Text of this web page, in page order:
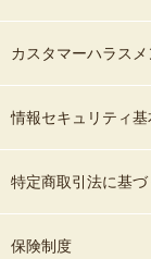
カスタマーハラス
情報セキュリティ
特定商取引法に基
保険制度